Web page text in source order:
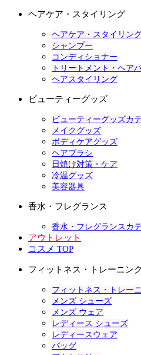
ヘアケア・スタイリング
ヘアケア・スタイリン
シャンプー
コンディショナー
トリートメント・ヘア
ヘアスタイリング
ビューティーグッズ
ビューティーグッズカ
メイクグッズ
ボディケアグッズ
ヘアブラシ
日焼け対策・ケア
冷温グッズ
美容器具
香水・フレグランス
香水・フレグランスカ
アウトレット
コスメ TOP
フィットネス・トレーニン
フィットネス・トレー
メンズ シューズ
メンズ ウェア
レディース シューズ
レディースウェア
バッグ